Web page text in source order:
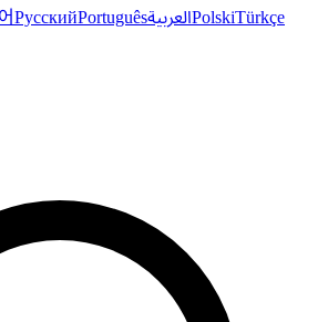
РусскийPortuguêsالعربيةPolskiTürkçe